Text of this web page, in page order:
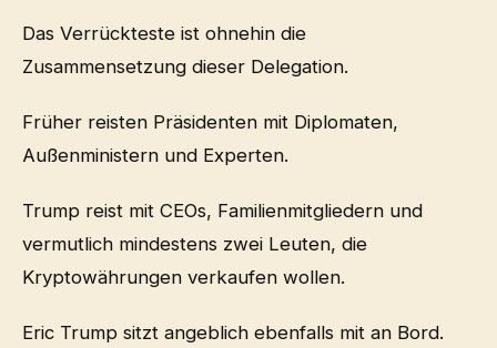
Das Verrückteste ist ohnehin die
Zusammensetzung dieser Delegation.
Früher reisten Präsidenten mit Diplomaten,
Außenministern und Experten.
Trump reist mit CEOs, Familienmitgliedern und
vermutlich mindestens zwei Leuten, die
Kryptowährungen verkaufen wollen.
Eric Trump sitzt angeblich ebenfalls mit an Bord.